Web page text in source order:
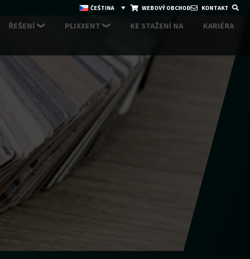
ČEŠTINA WEBOVÝ OBCHOD KONTAKT
ŘEŠENÍ PLIXXENT KE STAŽENÍ NA KARIÉRA